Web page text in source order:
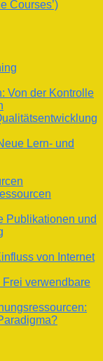
Courses’)
Von der Kontrolle
Lern- und
Publikationen und
von Internet
verwendbare